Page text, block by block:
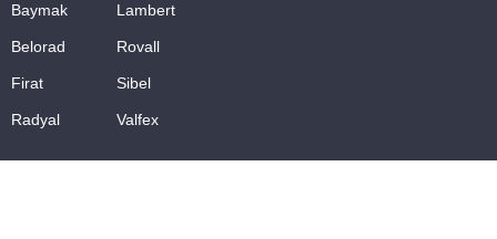
Baymak
Belorad
Firat
Radyal
Lambert
Rovall
Sibel
Valfex